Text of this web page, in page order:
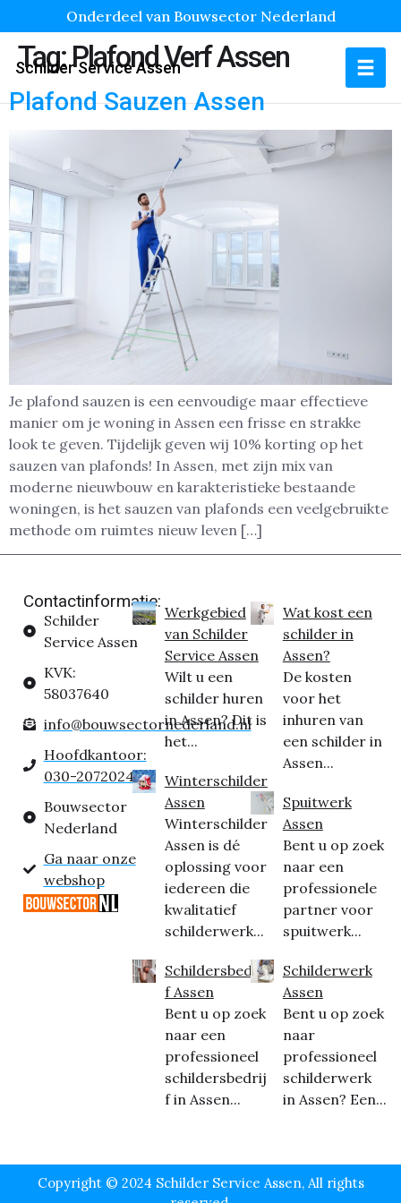
Onderdeel van Bouwsector Nederland
Schilder Service Assen
Tag:Plafond Verf Assen
Plafond Sauzen Assen
Je plafond sauzen is een eenvoudige maar effectieve
manier om je woning in Assen een frisse en strakke
look te geven. Tijdelijk geven wij 10% korting op het
sauzen van plafonds! In Assen, met zijn mix van
moderne nieuwbouw en karakteristieke bestaande
woningen, is het sauzen van plafonds een veelgebruikte
methode om ruimtes nieuw leven […]
Contactinformatie:
Schilder
Service Assen
KVK:
58037640
info@bouwsectornederland.nl
Hoofdkantoor:
030-2072024
Bouwsector
Nederland
Ga naar onze
webshop
Werkgebied
van Schilder
Service Assen
Wilt u een
schilder huren
in Assen? Dit is
het...
Winterschilder
Assen
Winterschilder
Assen is dé
oplossing voor
iedereen die
kwalitatief
schilderwerk...
Schildersbedrij
f Assen
Bent u op zoek
naar een
professioneel
schildersbedrij
f in Assen...
Wat kost een
schilder in
Assen?
De kosten
voor het
inhuren van
een schilder in
Assen...
Spuitwerk
Assen
Bent u op zoek
naar een
professionele
partner voor
spuitwerk...
Schilderwerk
Assen
Bent u op zoek
naar
professioneel
schilderwerk
in Assen? Een...
Copyright © 2024 Schilder Service Assen, All rights